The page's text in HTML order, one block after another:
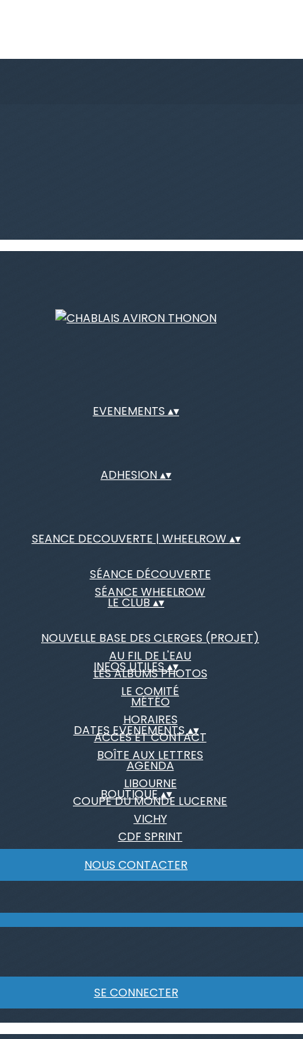
EVENEMENTS ▴▾
ADHESION▴▾
SEANCE DECOUVERTE | WHEELROW ▴▾
SÉANCE DÉCOUVERTE
SÉANCE WHEELROW
LE CLUB▴▾
NOUVELLE BASE DES CLERGES (PROJET)
AU FIL DE L'EAU
LES ALBUMS PHOTOS
LE COMITÉ
INFOS UTILES▴▾
MÉTÉO
HORAIRES
ACCÈS ET CONTACT
BOÎTE AUX LETTRES
DATES EVENEMENTS▴▾
AGENDA
LIBOURNE
COUPE DU MONDE LUCERNE
VICHY
CDF SPRINT
BOUTIQUE▴▾
NOUS CONTACTER
SE CONNECTER